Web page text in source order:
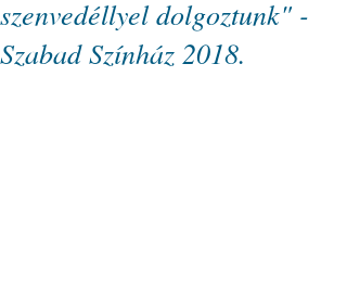
szenvedéllyel dolgoztunk" -
Szabad Színház 2018.